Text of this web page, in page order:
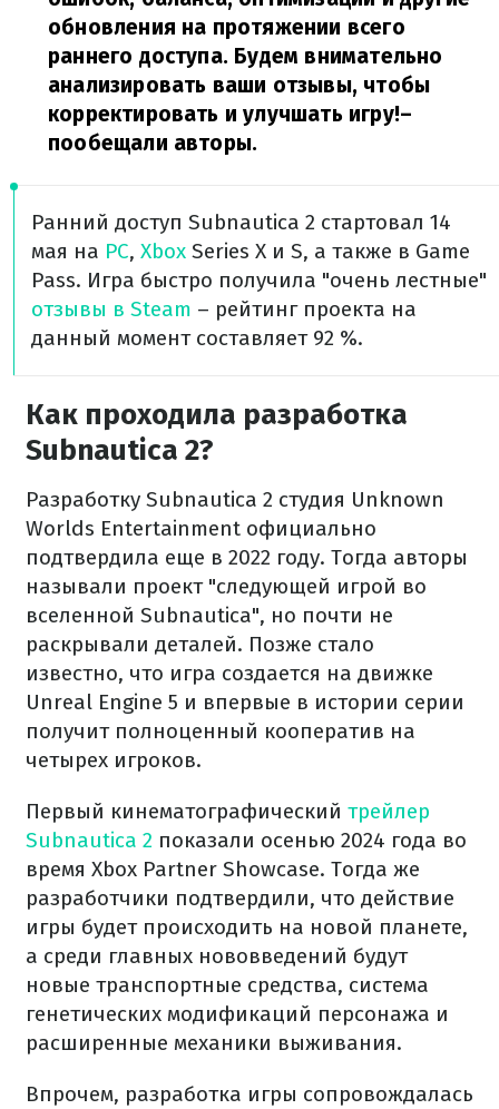
обновления на протяжении всего
раннего доступа. Будем внимательно
анализировать ваши отзывы, чтобы
корректировать и улучшать игру!–
пообещали авторы.
Ранний доступ Subnautica 2 стартовал 14
мая на PC, Xbox Series X и S, а также в Game
Pass. Игра быстро получила "очень лестные"
отзывы в Steam – рейтинг проекта на
данный момент составляет 92 %.
Как проходила разработка
Subnautica 2?
Разработку Subnautica 2 студия Unknown
Worlds Entertainment официально
подтвердила еще в 2022 году. Тогда авторы
называли проект "следующей игрой во
вселенной Subnautica", но почти не
раскрывали деталей. Позже стало
известно, что игра создается на движке
Unreal Engine 5 и впервые в истории серии
получит полноценный кооператив на
четырех игроков.
Первый кинематографический трейлер
Subnautica 2 показали осенью 2024 года во
время Xbox Partner Showcase. Тогда же
разработчики подтвердили, что действие
игры будет происходить на новой планете,
а среди главных нововведений будут
новые транспортные средства, система
генетических модификаций персонажа и
расширенные механики выживания.
Впрочем, разработка игры сопровождалась